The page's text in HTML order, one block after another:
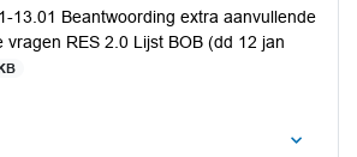
13.01 Beantwoording extra aanvullende
vragen RES 2.0 Lijst BOB (dd 12 jan